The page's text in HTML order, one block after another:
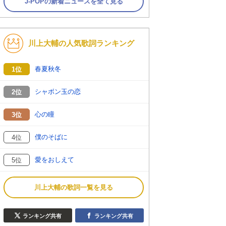
川上大輔の人気歌詞ランキング
1位 春夏秋冬
2位 シャボン玉の恋
3位 心の瞳
4位 僕のそばに
5位 愛をおしえて
川上大輔の歌詞一覧を見る
ランキング共有 ランキング共有